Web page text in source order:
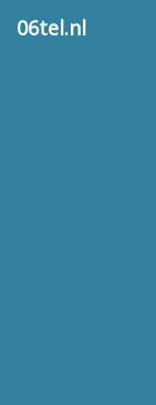
06tel.nl